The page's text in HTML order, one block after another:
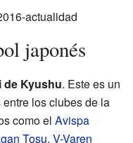
actualidad
japonés
de Kyushu. Este es un
los clubes de la
como el Avispa
Tosu, V-Varen